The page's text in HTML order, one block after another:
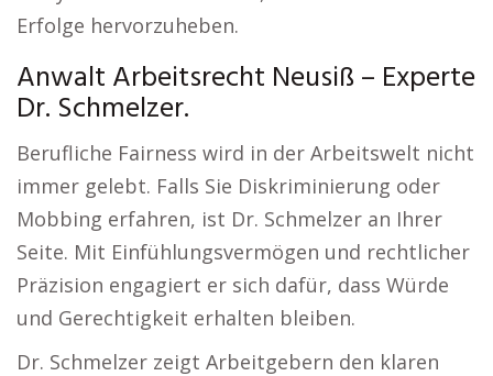
Erfolge hervorzuheben.
Anwalt Arbeitsrecht Neusiß – Experte
Dr. Schmelzer.
Berufliche Fairness wird in der Arbeitswelt nicht
immer gelebt. Falls Sie Diskriminierung oder
Mobbing erfahren, ist Dr. Schmelzer an Ihrer
Seite. Mit Einfühlungsvermögen und rechtlicher
Präzision engagiert er sich dafür, dass Würde
und Gerechtigkeit erhalten bleiben.
Dr. Schmelzer zeigt Arbeitgebern den klaren